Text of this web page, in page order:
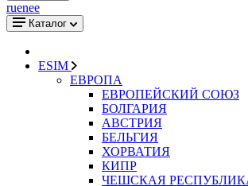
ruenee
Каталог
ESIM
ЕВРОПА
ЕВРОПЕЙСКИЙ СОЮЗ
БОЛГАРИЯ
АВСТРИЯ
БЕЛЬГИЯ
ХОРВАТИЯ
КИПР
ЧЕШСКАЯ